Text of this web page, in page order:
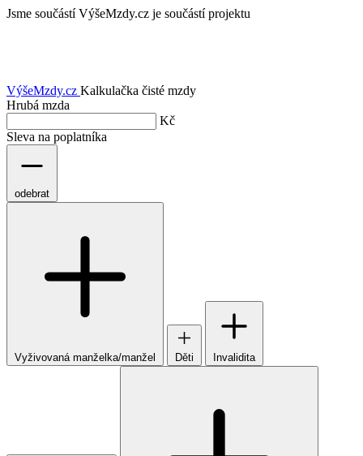
Jsme součástí VýšeMzdy.cz je součástí projektu
VýšeMzdy.cz Kalkulačka čisté mzdy
Hrubá mzda
Kč
Sleva na poplatníka
odebrat
Vyživovaná manželka/manžel Děti Invalidita